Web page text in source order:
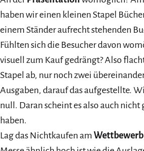
haben wir einen kleinen Stapel
einem Ständer aufrecht stehenden
Fühlten sich die Besucher davon
visuell zum Kauf gedrängt? Also
Stapel ab, nur noch zwei
Ausgaben, darauf das aufgestellte.
null. Daran scheint es also auch nicht
haben.
Lag das Nichtkaufen am Wettbewerb